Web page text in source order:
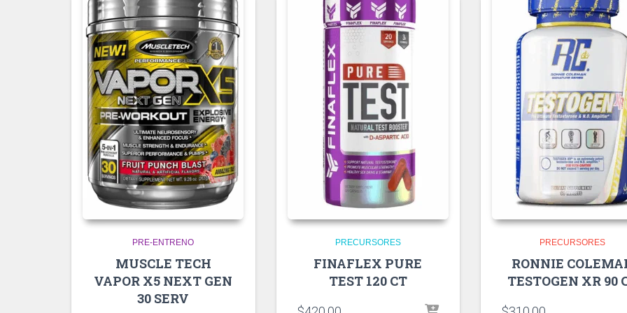
PRE-ENTRENO
MUSCLE TECH
VAPOR X5 NEXT GEN
30 SERV
PRECURSORES
FINAFLEX PURE
TEST 120 CT
PRECURSORES
RONNIE
TESTOGEN XR 90